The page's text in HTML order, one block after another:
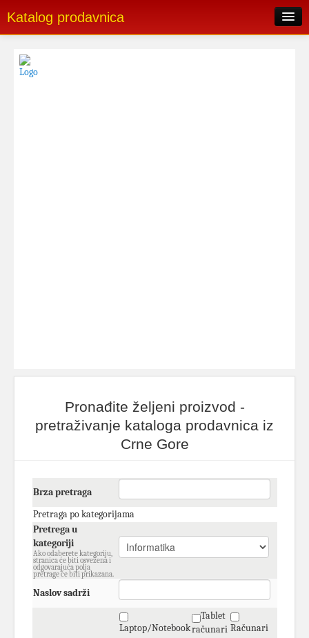
Katalog prodavnica
Skorašnji oglasi
Pronađite željeni proizvod -
pretraživanje kataloga prodavnica iz
Crne Gore
Brza pretraga
Pretraga po kategorijama
Pretrega u
kategoriji
Ako odaberete kategoriju,
stranica će biti osvežena i
odgovarajuća polja
pretrage će biti prikazana.
Naslov sadrži
Laptop/Notebook
Tablet
računari Računari